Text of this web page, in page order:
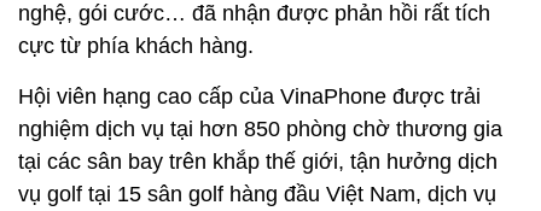
nghệ, gói cước… đã nhận được phản hồi rất tích
cực từ phía khách hàng.
Hội viên hạng cao cấp của VinaPhone được trải
nghiệm dịch vụ tại hơn 850 phòng chờ thương gia
tại các sân bay trên khắp thế giới, tận hưởng dịch
vụ golf tại 15 sân golf hàng đầu Việt Nam, dịch vụ